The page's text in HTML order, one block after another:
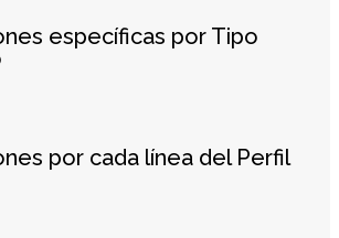
específicas por Tipo
por cada línea del Perfil